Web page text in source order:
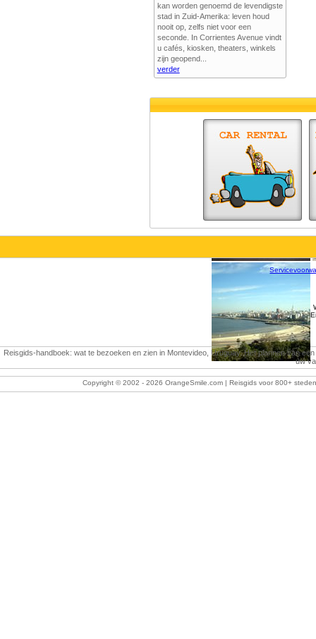
kan worden genoemd de levendigste
stad in Zuid-Amerika: leven houd
nooit op, zelfs niet voor een
seconde. In Corrientes Avenue vindt
u cafés, kiosken, theaters, winkels
zijn geopend...
verder
Reisgids-handboek: wat te bezoeken en zien in Montevideo, Uruguay. Het plannen van
uw
Copyright © 2002 - 2026 OrangeSmile.com | Reisgids voor 800+